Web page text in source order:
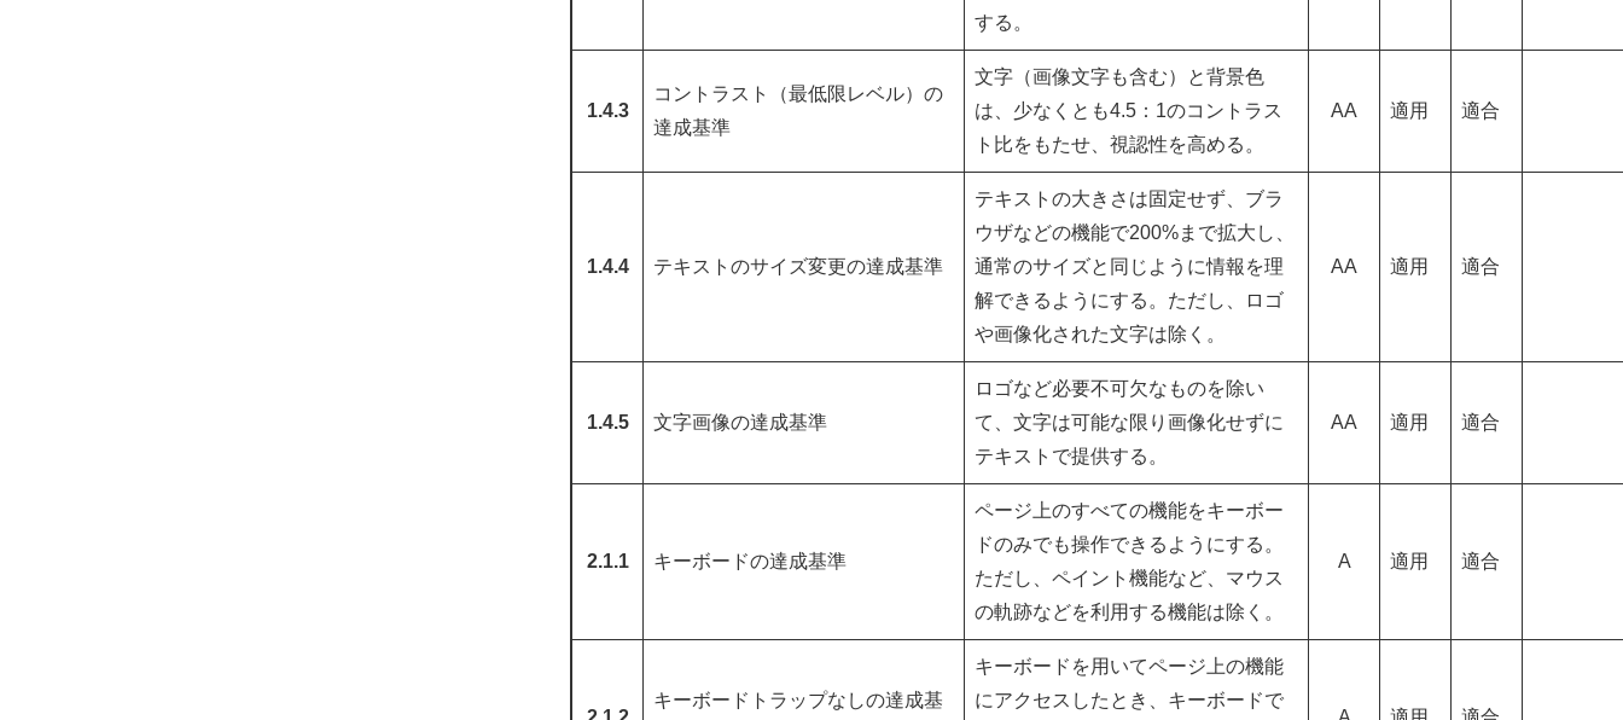
する。
1.4.3
コントラスト（最低限レベル）の
達成基準
文字（画像文字も含む）と背景色
は、少なくとも4.5：1のコントラス
ト比をもたせ、視認性を高める。
AA 適用 適合
1.4.4 テキストのサイズ変更の達成基準
テキストの大きさは固定せず、ブラ
ウザなどの機能で200%まで拡大し、
通常のサイズと同じように情報を理
解できるようにする。ただし、ロゴ
や画像化された文字は除く。
AA 適用 適合
1.4.5 文字画像の達成基準
ロゴなど必要不可欠なものを除い
て、文字は可能な限り画像化せずに
テキストで提供する。
AA 適用 適合
2.1.1 キーボードの達成基準
ページ上のすべての機能をキーボー
ドのみでも操作できるようにする。
ただし、ペイント機能など、マウス
の軌跡などを利用する機能は除く。
A 適用 適合
キーボードトラップなしの達成基
キーボードを用いてページ上の機能
にアクセスしたとき、キーボードで